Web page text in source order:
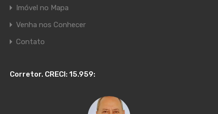
Imóvel no Mapa
Venha nos Conhecer
Contato
Corretor. CRECI: 15.959: